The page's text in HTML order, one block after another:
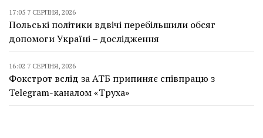
17:05 7 СЕРПНЯ, 2026
Польські політики вдвічі перебільшили обсяг
допомоги Україні – дослідження
16:02 7 СЕРПНЯ, 2026
Фокстрот вслід за АТБ припиняє співпрацю з
Telegram-каналом «Труха»